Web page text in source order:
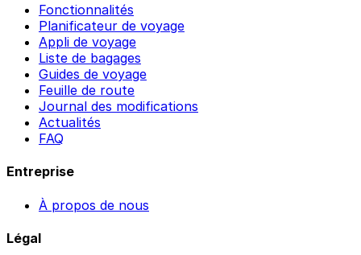
Fonctionnalités
Planificateur de voyage
Appli de voyage
Liste de bagages
Guides de voyage
Feuille de route
Journal des modifications
Actualités
FAQ
Entreprise
À propos de nous
Légal